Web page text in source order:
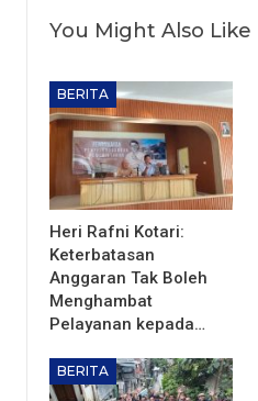
You Might Also Like
BERITA
Heri Rafni Kotari:
Keterbatasan
Anggaran Tak Boleh
Menghambat
Pelayanan kepada…
BERITA